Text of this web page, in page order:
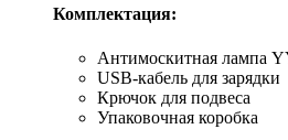
Комплектация:
Антимоскитная лампа
USB-кабель для зарядки
Крючок для подвеса
Упаковочная коробка